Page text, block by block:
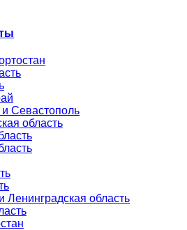
Севастополь
область
Ленинградская область